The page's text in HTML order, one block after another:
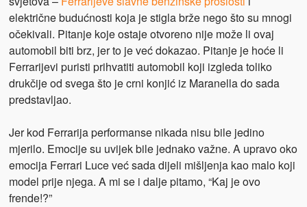
električne budućnosti koja je stigla brže nego što su mnogi
očekivali. Pitanje koje ostaje otvoreno nije može li ovaj
automobil biti brz, jer to je već dokazao. Pitanje je hoće li
Ferrarijevi puristi prihvatiti automobil koji izgleda toliko
drukčije od svega što je crni konjić iz Maranella do sada
predstavljao.
Jer kod Ferrarija performanse nikada nisu bile jedino
mjerilo. Emocije su uvijek bile jednako važne. A upravo oko
emocija Ferrari Luce već sada dijeli mišljenja kao malo koji
model prije njega. A mi se i dalje pitamo, “Kaj je ovo
frende!?”